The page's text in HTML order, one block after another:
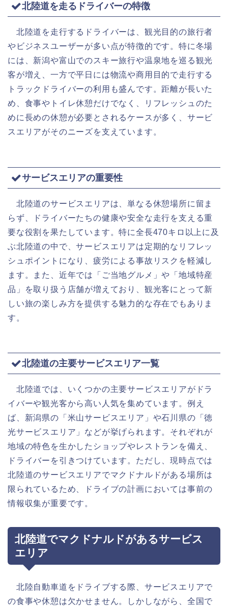
北陸道を走るドライバーの特徴
北陸道を走行するドライバーは、観光目的の旅行者
やビジネスユーザーが多い点が特徴的です。特に冬場
には、新潟や富山でのスキー旅行や温泉地を巡る観光
客が増え、一方で平日には物流や商用目的で走行する
トラックドライバーの利用も盛んです。距離が長いた
め、食事やトイレ休憩だけでなく、リフレッシュのた
めに長めの休憩が必要とされるケースが多く、サービ
スエリアがそのニーズを支えています。
サービスエリアの重要性
北陸道のサービスエリアは、単なる休憩場所に留ま
らず、ドライバーたちの健康や安全な走行を支える重
要な役割を果たしています。特に全長470キロ以上に及
ぶ北陸道の中で、サービスエリアは定期的なリフレッ
シュポイントになり、疲労による事故リスクを軽減し
ます。また、近年では「ご当地グルメ」や「地域特産
品」を取り扱う店舗が増えており、観光客にとって新
しい旅の楽しみ方を提供する魅力的な存在でもありま
す。
北陸道の主要サービスエリア一覧
北陸道では、いくつかの主要サービスエリアがドラ
イバーや観光客から高い人気を集めています。例え
ば、新潟県の「米山サービスエリア」や石川県の「徳
光サービスエリア」などが挙げられます。それぞれが
地域の特色を生かしたショップやレストランを備え、
ドライバーを引きつけています。ただし、現時点では
北陸道のサービスエリアでマクドナルドがある場所は
限られているため、ドライブの計画においては事前の
情報収集が重要です。
北陸道でマクドナルドがあるサービス
エリア
北陸自動車道をドライブする際、サービスエリアで
の食事や休憩は欠かせません。しかしながら、全国で